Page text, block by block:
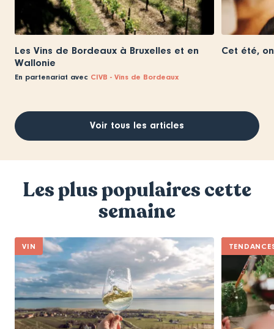
Les Vins de Bordeaux à Bruxelles et en
Wallonie
En partenariat avec CIVB - Vins de Bordeaux
Cet été,
Voir tous les articles
Les plus populaires cette
semaine
VIN